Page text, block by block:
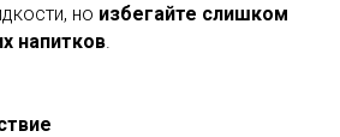
но избегайте слишком
напитков